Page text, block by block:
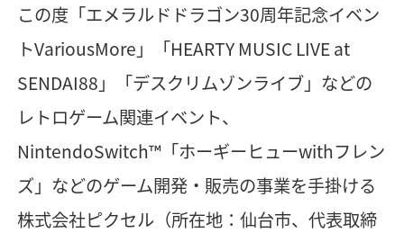
​この度「エメラルドドラゴン30周年記念イベン
トVariousMore」「HEARTY MUSIC LIVE at
SENDAI88」「デスクリムゾンライブ」などの
レトロゲーム関連イベント、
NintendoSwitch™️「ホーギーヒューwithフレン
ズ」などのゲーム開発・販売の事業を手掛ける
株式会社ピクセル（所在地：仙台市、代表取締